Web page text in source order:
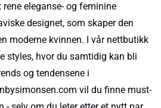
eleganse- og feminine
designet, som skaper den
moderne kvinnen. I vår nettbutikk
styles, hvor du samtidig kan bli
og tendensene i
vil du finne must-